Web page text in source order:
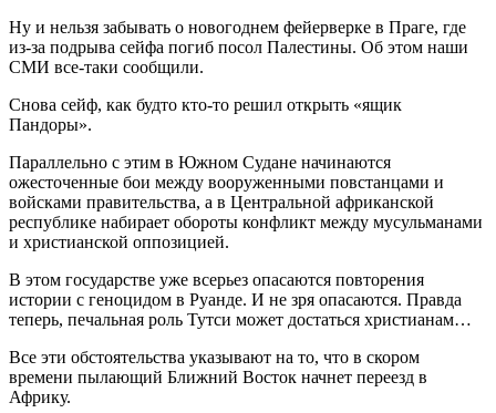
Ну и нельзя забывать о новогоднем фейерверке в Праге, где
из-за подрыва сейфа погиб посол Палестины. Об этом наши
СМИ все-таки сообщили.
Снова сейф, как будто кто-то решил открыть «ящик
Пандоры».
Параллельно с этим в Южном Судане начинаются
ожесточенные бои между вооруженными повстанцами и
войсками правительства, а в Центральной африканской
республике набирает обороты конфликт между мусульманами
и христианской оппозицией.
В этом государстве уже всерьез опасаются повторения
истории с геноцидом в Руанде. И не зря опасаются. Правда
теперь, печальная роль Тутси может достаться христианам…
Все эти обстоятельства указывают на то, что в скором
времени пылающий Ближний Восток начнет переезд в
Африку.